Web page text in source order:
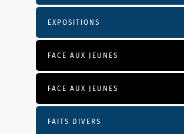
EXPOSITIONS
FACE AUX JEUNES
FACE AUX JEUNES
FAITS DIVERS